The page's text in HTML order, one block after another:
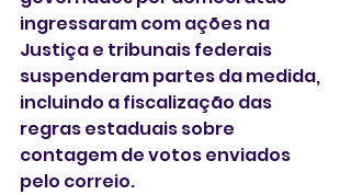
ingressaram com ações na
Justiça e tribunais federais
suspenderam partes da medida,
incluindo a fiscalização das
regras estaduais sobre
contagem de votos enviados
pelo correio.